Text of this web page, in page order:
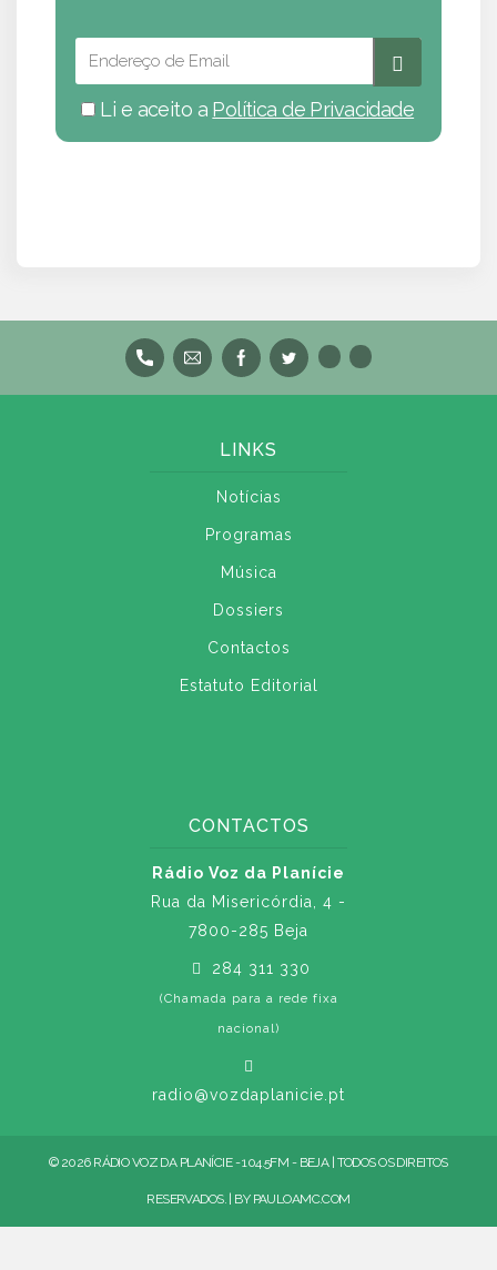
Li e aceito a Política de Privacidade
LINKS
Notícias
Programas
Música
Dossiers
Contactos
Estatuto Editorial
CONTACTOS
Rádio Voz da Planície
Rua da Misericórdia, 4 -
7800-285 Beja
284 311 330
(Chamada para a rede fixa
nacional)
radio@vozdaplanicie.pt
© 2026 RÁDIO VOZ DA PLANÍCIE - 104.5FM - BEJA | TODOS OS DIREITOS
RESERVADOS. | BY PAULOAMC.COM